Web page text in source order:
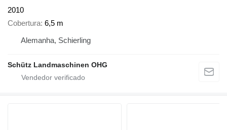
2010
Cobertura 6,5 m
Alemanha, Schierling
Schütz Landmaschinen OHG